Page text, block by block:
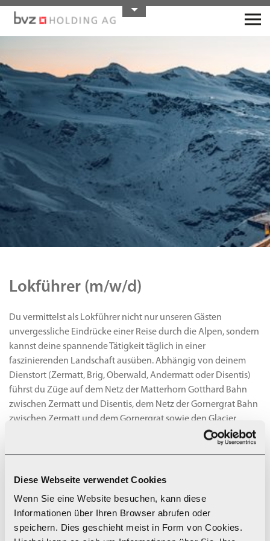
Diese Webseite verwendet Cookies
Wenn Sie eine Website besuchen, kann diese
Informationen über Ihren Browser abrufen oder
speichern. Dies geschieht meist in Form von Cookies.
Lokführer (m/w/d)
Du vermittelst als Lokführer nicht nur unseren Gästen
unvergessliche Eindrücke einer Reise durch die Alpen, sondern
kannst deine spannende Tätigkeit täglich in einer
faszinierenden Landschaft ausüben. Abhängig von deinem
Dienstort (Zermatt, Brig, Oberwald, Andermatt oder Disentis)
führst du Züge auf dem Netz der Matterhorn Gotthard Bahn
zwischen Zermatt und Disentis, dem Netz der Gornergrat Bahn
zwischen Zermatt und dem Gornergrat sowie den Glacier
Express. Du sorgst dafür, dass unsere Gäste gerne und oft mit
unserer Bahn fahren und gibst ihnen ein Gefühl von Sicherheit
In den ersten Wochen erlernst du in Ausbildungssequenzen
das theoretische Wissen über Fahrdienstvorschriften,
Bahntechnik und erhältst erste praktische Einblicke in unsere